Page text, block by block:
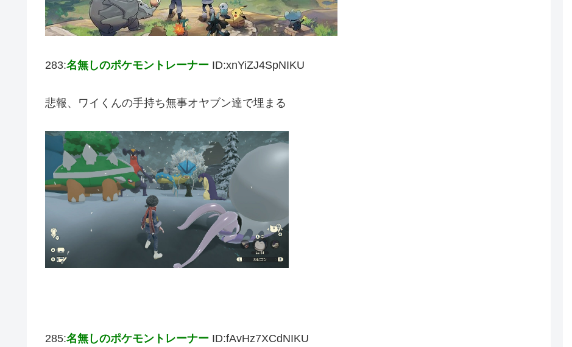
283:名無しのポケモントレーナー ID:xnYiZJ4SpNIKU
悲報、ワイくんの手持ち無事オヤブン達で埋まる
285:名無しのポケモントレーナー ID:fAvHz7XCdNIKU